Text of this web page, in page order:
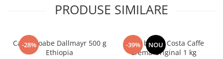
PRODUSE SIMILARE
-28%
Cafea boabe Dallmayr 500 g
Ethiopia
-39% NOU
Cafea boabe Costa Caffe
Crema Original 1 kg